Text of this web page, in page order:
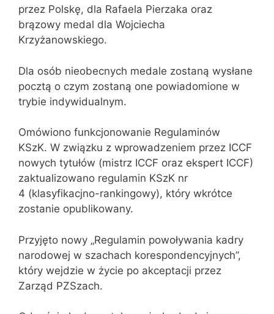
przez Polskę, dla Rafaela Pierzaka oraz
brązowy medal dla Wojciecha
Krzyżanowskiego.
Dla osób nieobecnych medale zostaną wysłane
pocztą o czym zostaną one powiadomione w
trybie indywidualnym.
Omówiono funkcjonowanie Regulaminów
KSzK. W związku z wprowadzeniem przez ICCF
nowych tytułów (mistrz ICCF oraz ekspert ICCF)
zaktualizowano regulamin KSzK nr
4 (klasyfikacjno-rankingowy), który wkrótce
zostanie opublikowany.
Przyjęto nowy „Regulamin powoływania kadry
narodowej w szachach korespondencyjnych”,
który wejdzie w życie po akceptacji przez
Zarząd PZSzach.